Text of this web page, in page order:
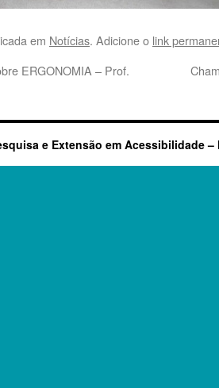
em Notícias. Adicione o link
ERGONOMIA – Prof.
e Extensão em Acessibilidade –